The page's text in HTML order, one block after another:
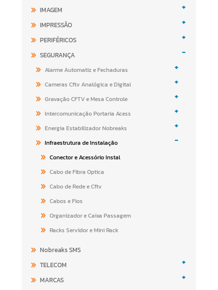
IMAGEM +
IMPRESSÃO +
PERIFÉRICOS +
SEGURANÇA -
Alarme Automatiz e Fechaduras +
Cameras Cftv Analógica e Digital +
Gravação CFTV e Mesa Controle +
Intercomunicação Portaria Acess +
Energia Estabilizador Nobreaks +
Infraestrutura de Instalação -
Conector e Acessório Instal
Cabo de Fibra Optica
Cabo de Rede e Cftv
Cabos e Fios
Organizador e Caixa Passagem
Racks Servidor e Mini Rack
Nobreaks SMS
TELECOM
+
MARCAS +